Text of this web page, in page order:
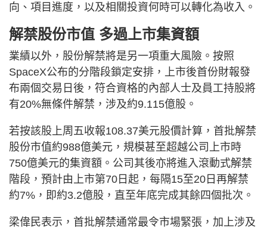
向、項目進度，以及相關投資何時可以轉化為收入。
解禁股份市值 多過上市集資額
業績以外，股份解禁將是另一項重大風險。按照
SpaceX公布的分階段鎖定安排，上市後首份財報發
布兩個交易日後，符合資格的內部人士及員工持股將
有20%無條件解禁，涉及約9.115億股。
若按該股上周五收報108.37美元股價計算，首批解禁
股份市值約988億美元，規模甚至超越公司上市時
750億美元的集資額。公司其後亦將進入滾動式解禁
階段，預計由上市第70日起，每隔15至20日再解禁
約7%，即約3.2億股，直至年底完成其餘四個批次。
梁偉民表示，首批解禁通常最令市場緊張，加上涉及